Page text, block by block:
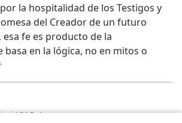
la hospitalidad de los Testigos y
del Creador de un futuro
esa fe es producto de la
basa en la lógica, no en mitos o
21:3, 4.